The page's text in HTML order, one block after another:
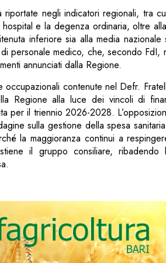
riportate negli indicatori regionali, tra
e la degenza ordinaria, oltre
inferiore sia alla media
personale medico, che, secondo FdI,
annunciati dalla Regione.
contenute nel Defr.
Regione alla luce dei vincoli di
per il triennio 2026-2028.
sulla gestione della spesa
la maggioranza continui a
il gruppo consiliare, ribadendo